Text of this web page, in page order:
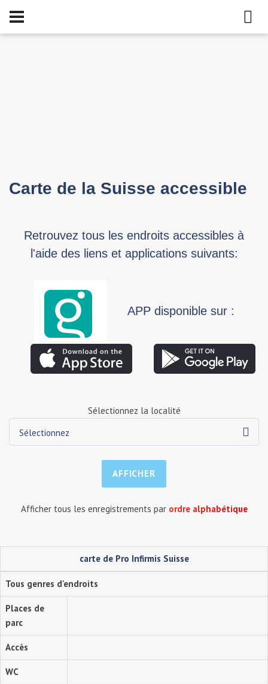
Carte de la Suisse accessible
Retrouvez tous les endroits accessibles à
l'aide des liens et applications suivants:
APP disponible sur :
Sélectionnez la localité
Sélectionnez
Afficher tous les enregistrements par ordre alphabétique
carte de Pro Infirmis Suisse
Tous genres d'endroits
Places de
parc
Accès
WC